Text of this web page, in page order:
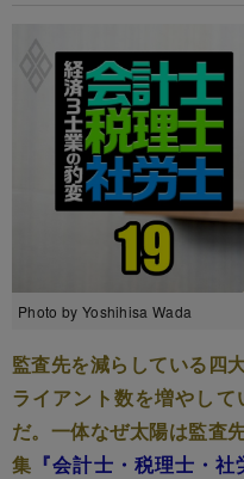
Photo by Yoshihisa Wada
監査先を減らしている四
ライアント数を増やし
だ。一体なぜ太陽は監査
集 『会計士・税理士・